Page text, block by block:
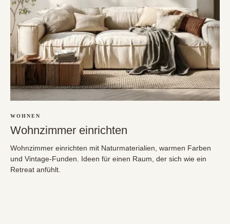
WOHNEN
Wohnzimmer einrichten
Wohnzimmer einrichten mit Naturmaterialien, warmen Farben
und Vintage-Funden. Ideen für einen Raum, der sich wie ein
Retreat anfühlt.